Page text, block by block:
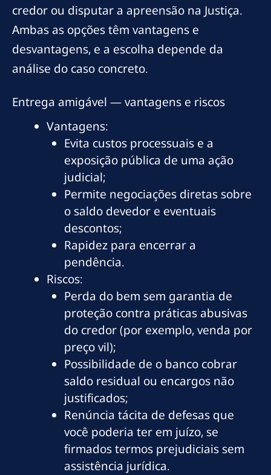
credor ou disputar a apreensão na Justiça.
Ambas as opções têm vantagens e
desvantagens, e a escolha depende da
análise do caso concreto.
Entrega amigável — vantagens e riscos
Vantagens:
Evita custos processuais e a
exposição pública de uma ação
judicial;
Permite negociações diretas sobre
o saldo devedor e eventuais
descontos;
Rapidez para encerrar a
pendência.
Riscos:
Perda do bem sem garantia de
proteção contra práticas abusivas
do credor (por exemplo, venda por
preço vil);
Possibilidade de o banco cobrar
saldo residual ou encargos não
justificados;
Renúncia tácita de defesas que
você poderia ter em juízo, se
firmados termos prejudiciais sem
assistência jurídica.